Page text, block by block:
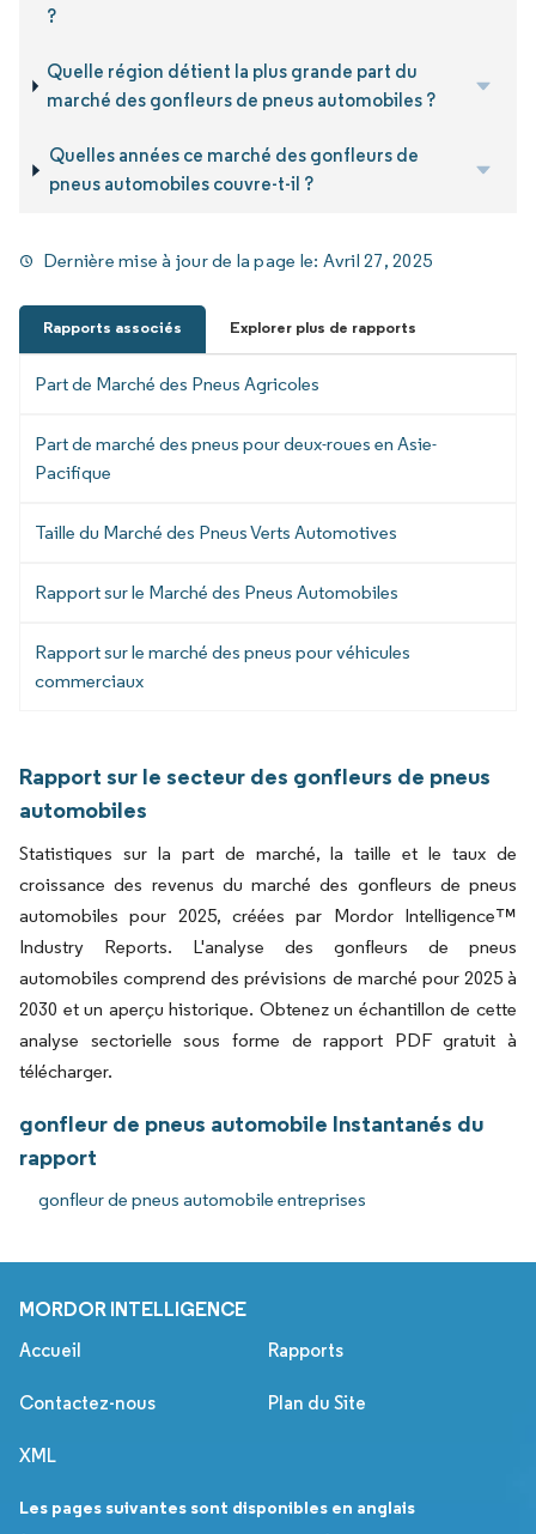
?
Quelle région détient la plus grande part du
marché des gonfleurs de pneus automobiles ?
Quelles années ce marché des gonfleurs de
pneus automobiles couvre-t-il ?
Dernière mise à jour de la page le: Avril 27, 2025
Rapports associés Explorer plus de rapports
Part de Marché des Pneus Agricoles
Part de marché des pneus pour deux-roues en Asie-
Pacifique
Taille du Marché des Pneus Verts Automotives
Rapport sur le Marché des Pneus Automobiles
Rapport sur le marché des pneus pour véhicules
commerciaux
Rapport sur le secteur des gonfleurs de pneus
automobiles
Statistiques sur la part de marché, la taille et le taux de
croissance des revenus du marché des gonfleurs de pneus
automobiles pour 2025, créées par Mordor Intelligence™
Industry Reports. L'analyse des gonfleurs de pneus
automobiles comprend des prévisions de marché pour 2025 à
2030 et un aperçu historique. Obtenez un échantillon de cette
analyse sectorielle sous forme de rapport PDF gratuit à
télécharger.
gonfleur de pneus automobile Instantanés du
rapport
gonfleur de pneus automobile entreprises
MORDOR INTELLIGENCE
Accueil Rapports
Contactez-nous Plan du Site
XML
Les pages suivantes sont disponibles en anglais